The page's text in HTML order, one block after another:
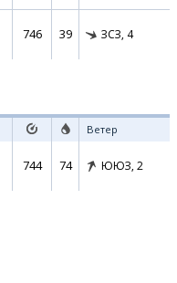
746 39 ЗСЗ, 4
Ветер
744 74 ЮЮЗ, 2